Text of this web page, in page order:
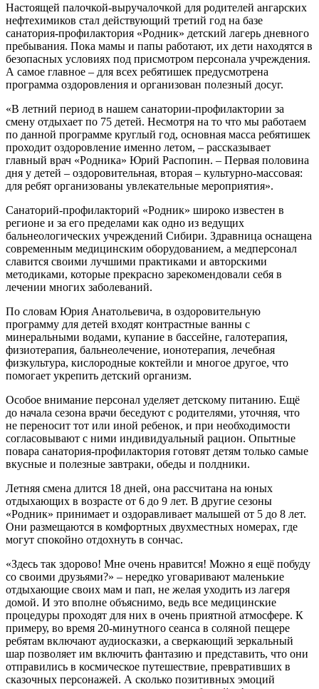
Настоящей палочкой-выручалочкой для родителей ангарских
нефтехимиков стал действующий третий год на базе
санатория-профилактория «Родник» детский лагерь дневного
пребывания. Пока мамы и папы работают, их дети находятся в
безопасных условиях под присмотром персонала учреждения.
А самое главное – для всех ребятишек предусмотрена
программа оздоровления и организован полезный досуг.
«В летний период в нашем санатории-профилактории за
смену отдыхает по 75 детей. Несмотря на то что мы работаем
по данной программе круглый год, основная масса ребятишек
проходит оздоровление именно летом, – рассказывает
главный врач «Родника» Юрий Распопин. – Первая половина
дня у детей – оздоровительная, вторая – культурно-массовая:
для ребят организованы увлекательные мероприятия».
Санаторий-профилакторий «Родник» широко известен в
регионе и за его пределами как одно из ведущих
бальнеологических учреждений Сибири. Здравница оснащена
современным медицинским оборудованием, а медперсонал
славится своими лучшими практиками и авторскими
методиками, которые прекрасно зарекомендовали себя в
лечении многих заболеваний.
По словам Юрия Анатольевича, в оздоровительную
программу для детей входят контрастные ванны с
минеральными водами, купание в бассейне, галотерапия,
физиотерапия, бальнеолечение, ионотерапия, лечебная
физкультура, кислородные коктейли и многое другое, что
помогает укрепить детский организм.
Особое внимание персонал уделяет детскому питанию. Ещё
до начала сезона врачи беседуют с родителями, уточняя, что
не переносит тот или иной ребенок, и при необходимости
согласовывают с ними индивидуальный рацион. Опытные
повара санатория-профилактория готовят детям только самые
вкусные и полезные завтраки, обеды и полдники.
Летняя смена длится 18 дней, она рассчитана на юных
отдыхающих в возрасте от 6 до 9 лет. В другие сезоны
«Родник» принимает и оздоравливает малышей от 5 до 8 лет.
Они размещаются в комфортных двухместных номерах, где
могут спокойно отдохнуть в сончас.
«Здесь так здорово! Мне очень нравится! Можно я ещё побуду
со своими друзьями?» – нередко уговаривают маленькие
отдыхающие своих мам и пап, не желая уходить из лагеря
домой. И это вполне объяснимо, ведь все медицинские
процедуры проходят для них в очень приятной атмосфере. К
примеру, во время 20-минутного сеанса в соляной пещере
ребятам включают аудиосказки, а сверкающий зеркальный
шар позволяет им включить фантазию и представить, что они
отправились в космическое путешествие, превративших в
сказочных персонажей. А сколько позитивных эмоций